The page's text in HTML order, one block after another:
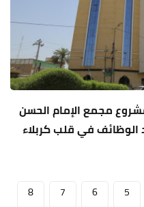
مجمع الإمام الحسن
في قلب كربلاء
5
6
7
8